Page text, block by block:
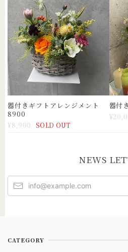
器付きギフトアレンジメント
8900
¥8,900
SOLD OUT
器付
NEWS
CATEGORY